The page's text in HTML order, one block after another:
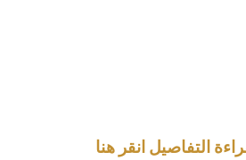
التفاصيل انقر هنا